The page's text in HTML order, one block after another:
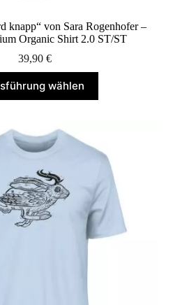
knapp“ von Sara Rogenhofer –
Organic Shirt 2.0 ST/ST
39,90€
wählen
Produkt
weist
Varianten
auf.
Die
können
auf
der
Produktseite